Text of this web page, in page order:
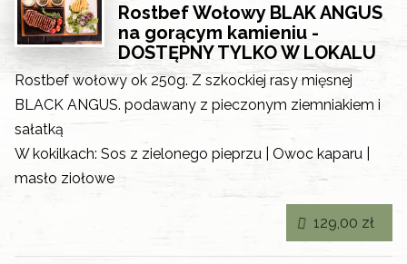
Rostbef Wołowy BLAK ANGUS
na gorącym kamieniu -
DOSTĘPNY TYLKO W LOKALU
Rostbef wołowy ok 250g. Z szkockiej rasy mięsnej
BLACK ANGUS. podawany z pieczonym ziemniakiem i
sałatką
W kokilkach: Sos z zielonego pieprzu | Owoc kaparu |
masło ziołowe